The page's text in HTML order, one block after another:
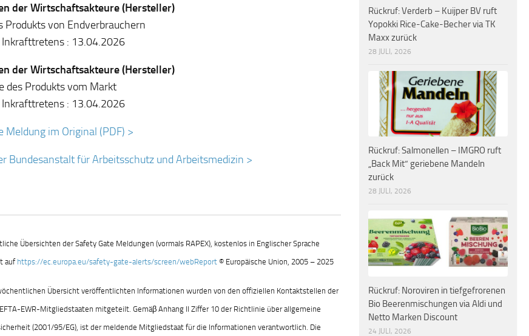
der Wirtschaftsakteure (Hersteller)
Produkts von Endverbrauchern
Inkrafttretens : 13.04.2026
der Wirtschaftsakteure (Hersteller)
des Produkts vom Markt
Inkrafttretens : 13.04.2026
Meldung im Original (PDF) >
Bundesanstalt für Arbeitsschutz und Arbeitsmedizin >
Übersichten der Safety Gate Meldungen (vormals RAPEX), kostenlos in Englischer Sprache
aufhttps://ec.europa.eu/safety-gate-alerts/screen/webReport © Europäische Union, 2005 – 2025
Übersicht veröffentlichten Informationen wurden von den offiziellen Kontaktstellen der
EWR-Mitgliedstaaten mitgeteilt. Gemäβ Anhang II Ziffer 10 der Richtlinie über allgemeine
(2001/95/EG), ist der meldende Mitgliedstaat für die Informationen verantwortlich. Die
Rückruf: Verderb – Kuijper BV ruft
Yopokki Rice-Cake-Becher via TK
Maxx zurück
28 JULI, 2026
Rückruf: Salmonellen – IMGRO ruft
„Back Mit“ geriebene Mandeln
zurück
28 JULI, 2026
Rückruf: Noroviren in tiefgefrorenen
Bio Beerenmischungen via Aldi und
Netto Marken Discount
24 JULI, 2026